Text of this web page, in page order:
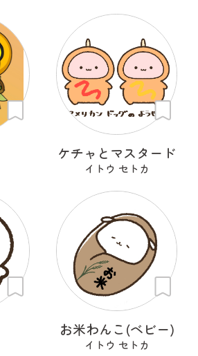
ケチャとマスタード
イトウ セトカ
お米わんこ(ベビー)
イトウ セトカ